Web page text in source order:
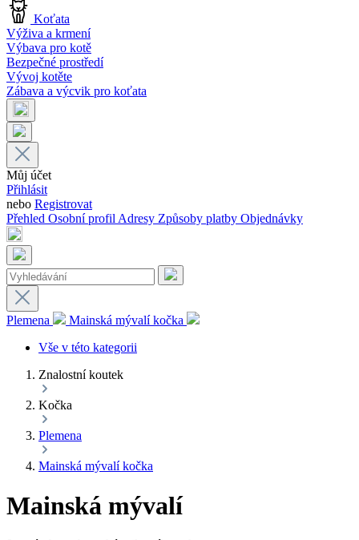
Koťata
Výživa a krmení
Výbava pro kotě
Bezpečné prostředí
Vývoj kotěte
Zábava a výcvik pro koťata
Můj účet
Přihlásit
nebo Registrovat
Přehled Osobní profilAdresy Způsoby platby Objednávky
Plemena
Mainská mývalí kočka
Vše v této kategorii
Znalostní koutek
Kočka
Plemena
Mainská mývalí kočka
Mainská mývalí